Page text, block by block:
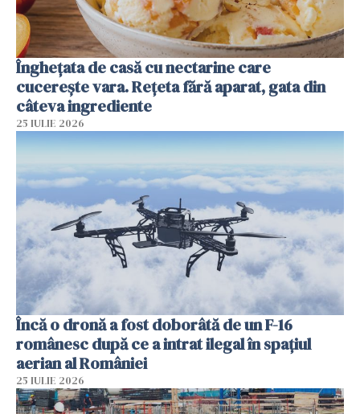
Înghețata de casă cu nectarine care
cucerește vara. Rețeta fără aparat, gata din
câteva ingrediente
25 IULIE 2026
Încă o dronă a fost doborâtă de un F-16
românesc după ce a intrat ilegal în spațiul
aerian al României
25 IULIE 2026